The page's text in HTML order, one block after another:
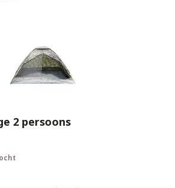
2 persoons